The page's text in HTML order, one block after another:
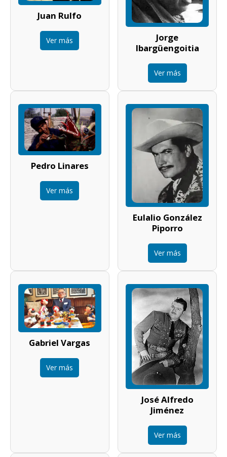
Juan Rulfo
Ver más
Jorge
Ibargüengoitia
Ver más
Pedro Linares
Ver más
Eulalio González
Piporro
Ver más
Gabriel Vargas
Ver más
José Alfredo
Jiménez
Ver más